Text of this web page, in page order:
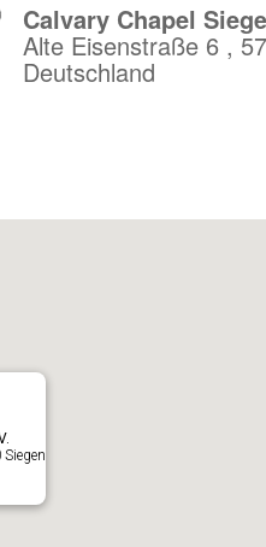
Calvary Chapel
Alte Eisenstraße 6 ,
Deutschland